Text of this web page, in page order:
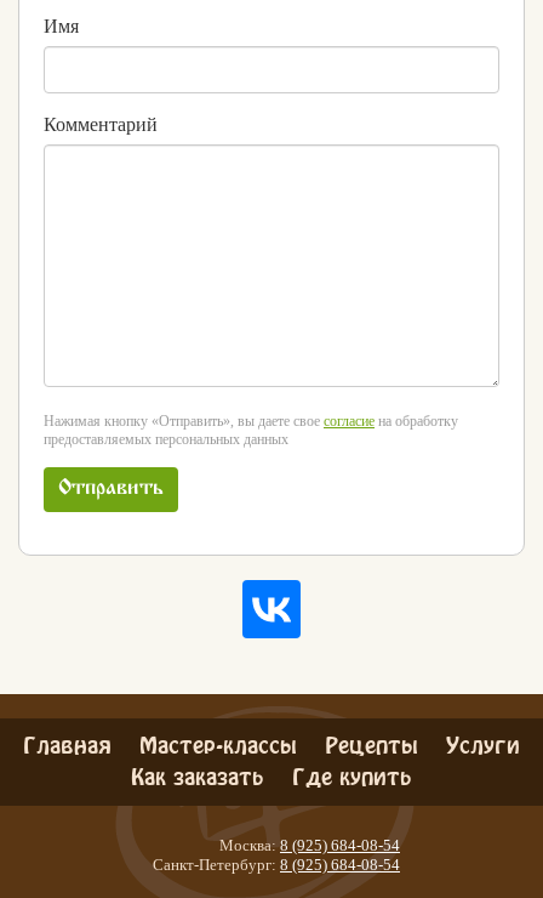
Имя
Комментарий
Нажимая кнопку «Отправить», вы даете свое согласие на обработку
предоставляемых персональных данных
Отправить
Главная Мастер-классы Рецепты Услуги
Как заказать Где купить
Москва: 8 (925) 684-08-54
Санкт-Петербург: 8 (925) 684-08-54